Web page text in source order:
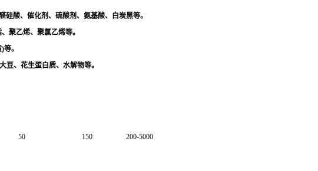
酸、催化剂、硫酸剂、氨基酸、白炭黑等。
聚乙烯、聚氯乙烯等。
。
豆、花生蛋白质、水解物等。
50 150 200-5000